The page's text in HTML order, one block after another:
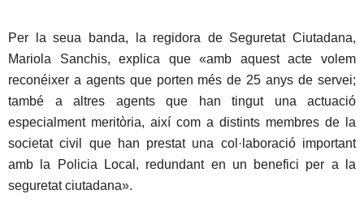
Per la seua banda, la regidora de Seguretat Ciutadana,
Mariola Sanchis, explica que «amb aquest acte volem
reconéixer a agents que porten més de 25 anys de servei;
també a altres agents que han tingut una actuació
especialment meritòria, així com a distints membres de la
societat civil que han prestat una col·laboració important
amb la Policia Local, redundant en un benefici per a la
seguretat ciutadana».